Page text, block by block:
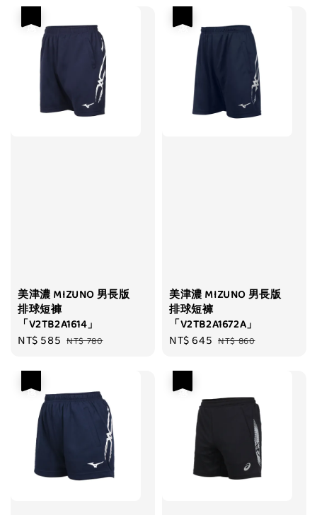
美津濃 MIZUNO 男長版
排球短褲
「V2TB2A1614」
Sale
NT$ 585 Regular
NT$ 780
美津濃 MIZUNO 男長版
排球短褲
「V2TB2A1672A」
Sale
NT$ 645 Regular
NT$ 860